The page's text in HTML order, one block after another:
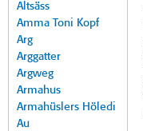
Altsäss
Amma Toni Kopf
Arg
Arggatter
Argweg
Armahus
Armahüslers Höledi
Au